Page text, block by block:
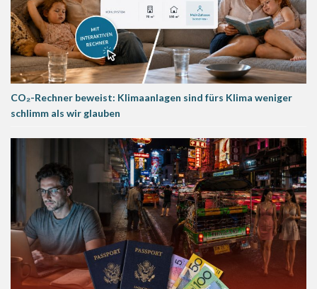
CO₂-Rechner beweist: Klimaanlagen sind fürs Klima weniger
schlimm als wir glauben